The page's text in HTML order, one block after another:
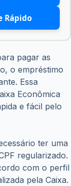
Rápido
pagar as
o empréstimo
Essa
Econômica
e fácil pelo
ter uma
regularizado.
com o perfil
pela Caixa.